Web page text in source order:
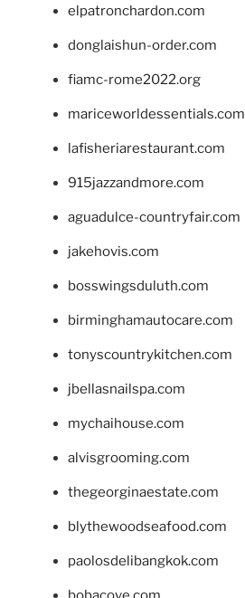
elpatronchardon.com
donglaishun-order.com
fiamc-rome2022.org
mariceworldessentials.com
lafisheriarestaurant.com
915jazzandmore.com
aguadulce-countryfair.com
jakehovis.com
bosswingsduluth.com
birminghamautocare.com
tonyscountrykitchen.com
jbellasnailspa.com
mychaihouse.com
alvisgrooming.com
thegeorginaestate.com
blythewoodseafood.com
paolosdelibangkok.com